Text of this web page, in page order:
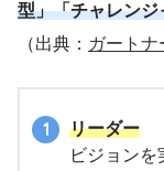
型」「チャレンジ
（出典： ガートナ
リーダー
ビジョン